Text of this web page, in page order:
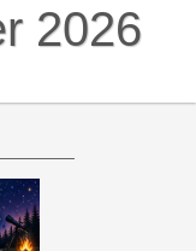
für 6 Tage